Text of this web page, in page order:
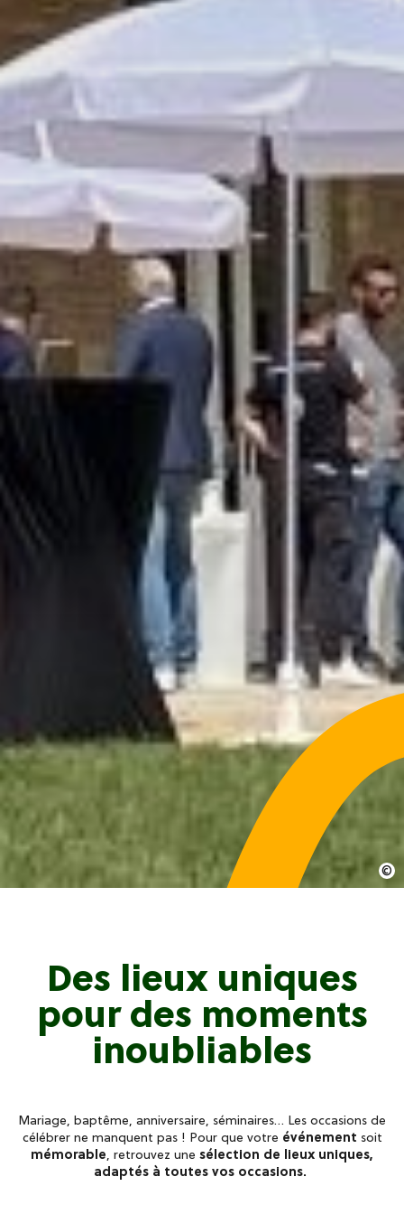
Des lieux uniques
pour des moments
inoubliables
Mariage, baptême, anniversaire, séminaires… Les occasions de
célébrer ne manquent pas ! Pour que votre événement soit
mémorable, retrouvez une sélection de lieux uniques,
adaptés à toutes vos occasions.